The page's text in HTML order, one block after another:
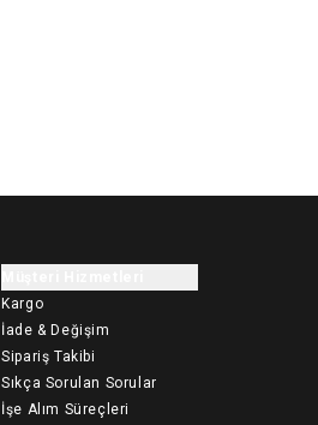
Kargo
İade & Değişim
Sipariş Takibi
Sıkça Sorulan Sorular
İşe Alım Süreçleri